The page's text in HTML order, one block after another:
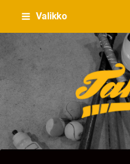
Siirry
sisältöön
Valikko